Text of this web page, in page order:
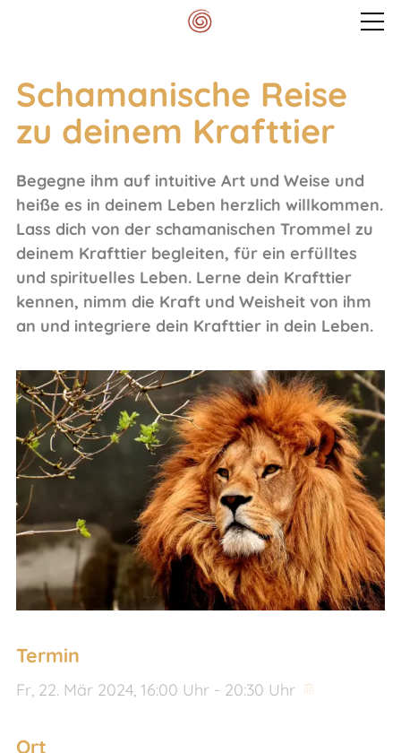
Veranstaltungen
Mein Spektrum
Blog
Meditationskissen
Kontakt
Schamanische Reise
zu deinem Krafttier
Begegne ihm auf intuitive Art und Weise und
heiße es in deinem Leben herzlich willkommen.
Lass dich von der schamanischen Trommel zu
deinem Krafttier begleiten, für ein erfülltes
und spirituelles Leben. Lerne dein Krafttier
kennen, nimm die Kraft und Weisheit von ihm
an und integriere dein Krafttier in dein Leben.
Termin
Fr, 22. Mär 2024, 16:00 Uhr - 20:30 Uhr
Ort